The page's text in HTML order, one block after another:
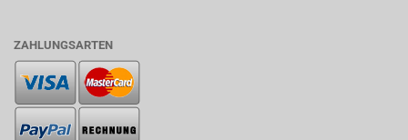
ZAHLUNGSARTEN